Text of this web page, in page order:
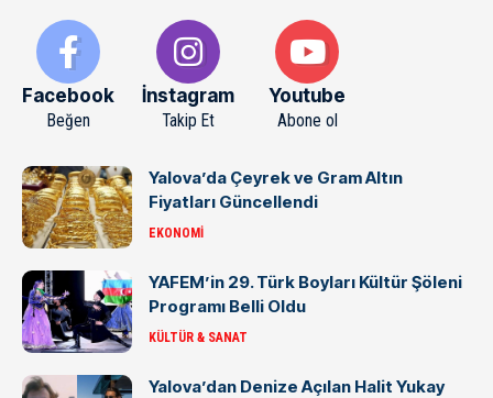
Facebook
Beğen
İnstagram
Takip Et
Youtube
Abone ol
Yalova’da Çeyrek ve Gram Altın
Fiyatları Güncellendi
EKONOMI
YAFEM’in 29. Türk Boyları Kültür Şöleni
Programı Belli Oldu
KÜLTÜR & SANAT
Yalova’dan Denize Açılan Halit Yukay